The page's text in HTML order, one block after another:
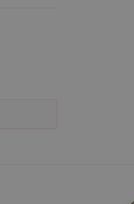
Webové stránky nelze
(_GRECAPTCHA)